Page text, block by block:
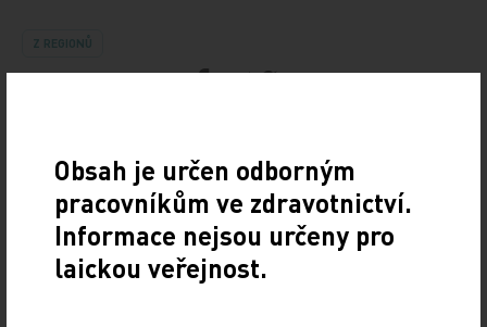
Z REGIONŮ
Obsah je určen odborným
pracovníkům ve zdravotnictví.
Informace nejsou určeny pro
laickou veřejnost.